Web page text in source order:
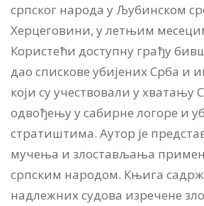
српског народа у Љубинском
Херцеговини, у летњим
Користећи доступну грађу
дао спискове убијених Срба и
који су учествовали у
одвођењу у сабирне логоре и
стратиштима. Аутор је
мучења и злостављања
српским народом. Књига
надлежних судова изречене